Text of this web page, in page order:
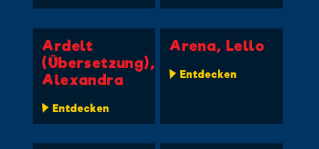
Ardelt
(Übersetzung),
Alexandra
Entdecken
Arena, Lello
Entdecken